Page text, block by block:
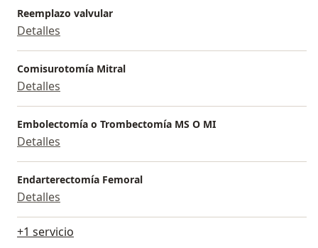
Reemplazo valvular
Detalles
Comisurotomía Mitral
Detalles
Embolectomía o Trombectomía MS O MI
Detalles
Endarterectomía Femoral
Detalles
+1 servicio